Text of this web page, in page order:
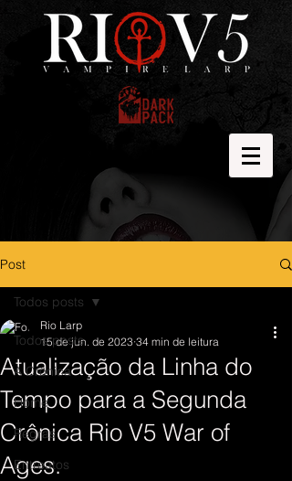
Post
Todos posts
A Crônica
Home
Regras
Entreatos
Todos posts
Atualização da Linha do
Tempo para a Segunda
Crônica Rio V5 War of
Ages.
Rio Larp
15 de jun. de 2023 34 min de leitura